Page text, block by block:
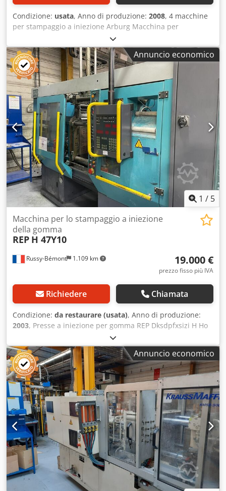
Unità di soffiaggio: migliora l'estrazione dei pezzi e la
sicurezza del processo ✔ Prese aggiuntive: perfette per
dispositivi periferici e accessori Acquistando direttamente
dal proprietario della macchina, si risparmiano
completamente i costi di commissione dei rivenditori.
Dodpfx Ansytgmvoiekr Abbiamo in magazzino altre
macchine di questo tipo. Le dotazioni sono identiche, le
ore di funzionamento possono variare. Contattateci e vi
proporremo un interessante prezzo di pacchetto. Dati
tecnici – Cronoplast 6/10P Coclea / Unità di iniezione Dati
tecnici – Cronoplast 6/10P Unità di plastificazione -
Diametro del pistone: 12 mm - Cilindrata: 6 cm³ - Pressione
di iniezione specifica: 1830 bar Unità di chiusura - Forza di
chiusura: 62,5 kN - Forza di apertura: 4 kN - Corsa di
apertura: 30-110 mm - Forza di espulsione: 5 kN - Corsa di
espulsione: 45 mm Dimensioni: - Peso, incluso il telaio:
circa 350 kg - L x L x A: 116 cm x 80 cm x 198 cm La vendita
avviene con l'esclusione di qualsiasi garanzia e
Condizione: usata, Anno di produzione: 2008, 4 macchine
per stampaggio a iniezione Arburg Macchina per
stampaggio a iniezione Arburg 470C 1500-400, anno di
fabbricazione 2008 Dkodpezclpzsfx Anisr Macchina per
stampaggio a iniezione Arburg 270M, anno di
fabbricazione 1995 Macchina per stampaggio a iniezione
Arburg 270S 500-150, anno di fabbricazione 2004
Macchina per stampaggio a iniezione Arburg 320M 750-
210, anno di fabbricazione 1998
Annuncio economico
1 / 5
Russy-Bémont 1.109 km
Macchina per lo stampaggio a iniezione
della gomma
REP H 47Y10
19.000 €
prezzo fisso più IVA
Richiedere Chiamata
Condizione: da restaurare (usata), Anno di produzione:
2003, Presse a iniezione per gomma REP Dksdpfxsizi H Ho
Anior 25 tonnellate Anno: 2003 Le quattro colonne devono
essere sostituite (costo stimato: 9.000 €).
Annuncio economico